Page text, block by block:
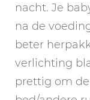
nacht. Je
na de
beter
verlichting
prettig om